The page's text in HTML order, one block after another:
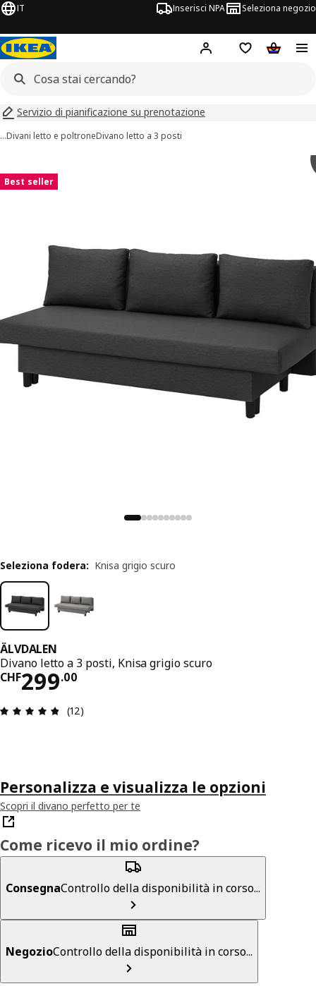
IT Inserisci NPA Seleziona negozio
Hej! Accedi ora
Foglietto degli
Carrello
Servizio di pianificazione su prenotazione
…Divani letto e poltroneDivano letto a 3 posti
Best seller
ÄLVDALEN
Divano letto a 3 posti, Knisa grigio scuro
CHF299.00
Prezzo CHF 299.00
Recensione: 4.8 di 5 stelle. Recensioni totali: 12
(12)
Seleziona fodera: Knisa grigio scuro
Personalizza e visualizza le opzioni
Scopri il divano perfetto per te
Come ricevo il mio ordine?
ConsegnaControllo della disponibilità in corso...
NegozioControllo della disponibilità in corso...